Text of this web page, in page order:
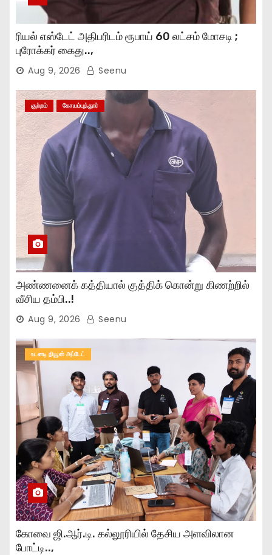
ரியல் எஸ்டேட் அதிபரிடம் ரூபாய் 60 லட்சம் மோசடி ;
புரோக்கர் கைது..,
Aug 9, 2026 Seenu
குற்றம் கோயம்புத்தூர்
அண்ணனைக் கத்தியால் குத்திக் கொன்று கிணற்றில்
வீசிய தம்பி..!
Aug 9, 2026 Seenu
உடனடி நியூஸ் அப்டேட்
கோவை ஜி.ஆர்.டி. கல்லூரியில் தேசிய அளவிலான
போட்டி..,